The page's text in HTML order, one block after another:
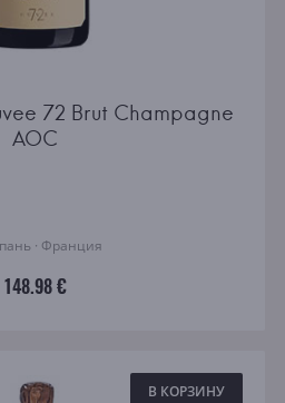
72 Brut Champagne
AOC
· Франция
148.98 €
В КОРЗИНУ